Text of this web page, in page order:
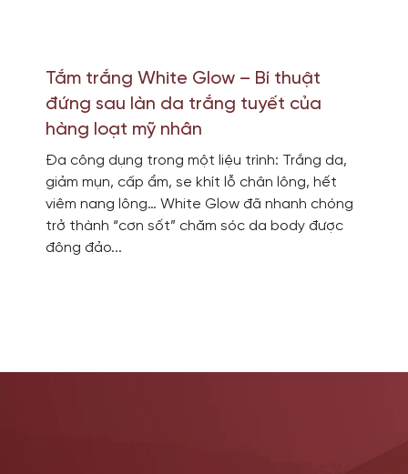
Tắm trắng White Glow – Bí thuật
đứng sau làn da trắng tuyết của
hàng loạt mỹ nhân
Đa công dụng trong một liệu trình: Trắng da,
giảm mụn, cấp ẩm, se khít lỗ chân lông, hết
viêm nang lông… White Glow đã nhanh chóng
trở thành “cơn sốt” chăm sóc da body được
đông đảo...